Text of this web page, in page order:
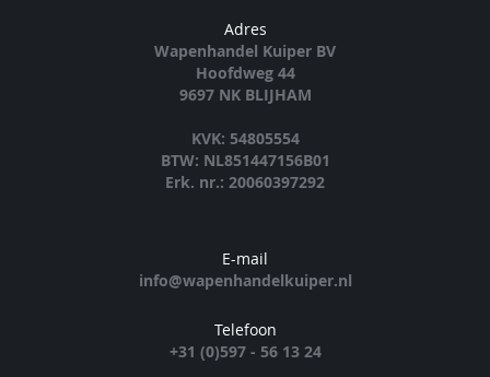
Adres
Wapenhandel Kuiper BV
Hoofdweg 44
9697 NK BLIJHAM
KVK: 54805554
BTW: NL851447156B01
Erk. nr.: 20060397292
E-mail
info@wapenhandelkuiper.nl
Telefoon
+31 (0)597 - 56 13 24